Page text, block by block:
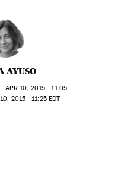
AYUSO
- APR 10, 2015 - 11:05
10, 2015 - 11:25EDT
Sociales